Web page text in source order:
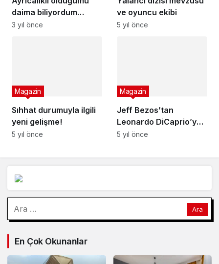
daima biliyordum
fakat… Dünyanın en
3 yıl önce
5 yıl önce
Jeff Bezos’tan
Leonardo DiCaprio’ya:
Buraya gel bir şey
göstereceğim!
5 yıl önce
Arama:
En Çok Okunanlar